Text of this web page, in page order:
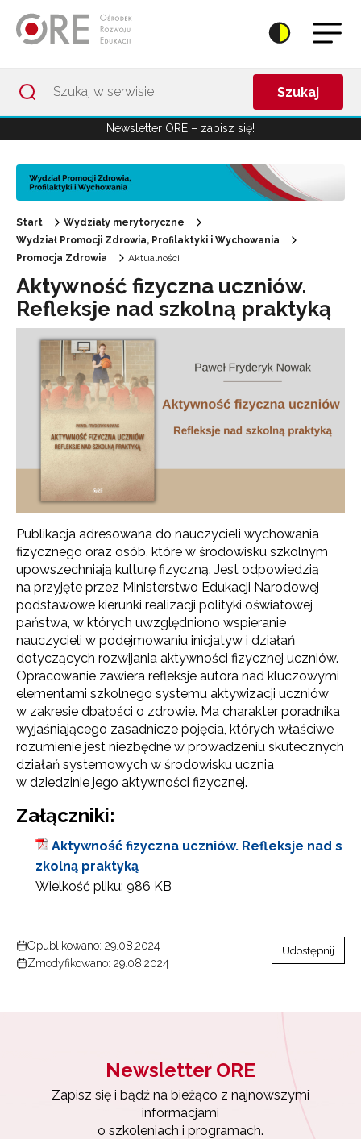
Szukaj
Newsletter ORE – zapisz się!
Start
Wydziały merytoryczne
Wydział Promocji Zdrowia, Profilaktyki i Wychowania
Promocja Zdrowia
Aktualności
Aktywność fizyczna uczniów.
Refleksje nad szkolną praktyką
Publikacja adresowana do nauczycieli wychowania
fizycznego oraz osób, które w środowisku szkolnym
upowszechniają kulturę fizyczną. Jest odpowiedzią
na przyjęte przez Ministerstwo Edukacji Narodowej
podstawowe kierunki realizacji polityki oświatowej
państwa, w których uwzględniono wspieranie
nauczycieli w podejmowaniu inicjatyw i działań
dotyczących rozwijania aktywności fizycznej uczniów.
Opracowanie zawiera refleksje autora nad kluczowymi
elementami szkolnego systemu aktywizacji uczniów
w zakresie dbałości o zdrowie. Ma charakter poradnika
wyjaśniającego zasadnicze pojęcia, których właściwe
rozumienie jest niezbędne w prowadzeniu skutecznych
działań systemowych w środowisku ucznia
w dziedzinie jego aktywności fizycznej.
Załączniki:
Aktywność fizyczna uczniów. Refleksje nad s
zkolną praktyką
Wielkość pliku: 986 KB
Opublikowano: 29.08.2024
Zmodyfikowano: 29.08.2024
Udostępnij
Newsletter ORE
Zapisz się i bądź na bieżąco z najnowszymi
informacjami
o szkoleniach i programach.